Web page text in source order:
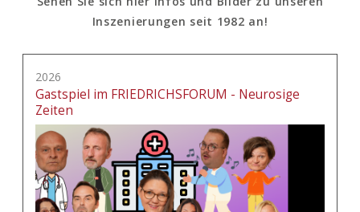
Inszenierungen seit 1982 an!
2026
Gastspiel im FRIEDRICHSFORUM - Neurosige
Zeiten